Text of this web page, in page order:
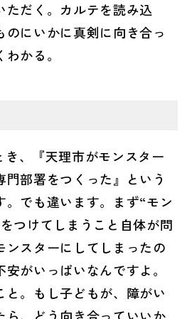
ただく。カルテを読み込
のにいかに真剣に向き合っ
かる。
き、『天理市がモンスター
部署をつくった』という
。でも違います。まず“モン
つけてしまうこと自体が問
ンスターにしてしまったの
がいっぱいなんですよ。
と。もし子どもが、障がい